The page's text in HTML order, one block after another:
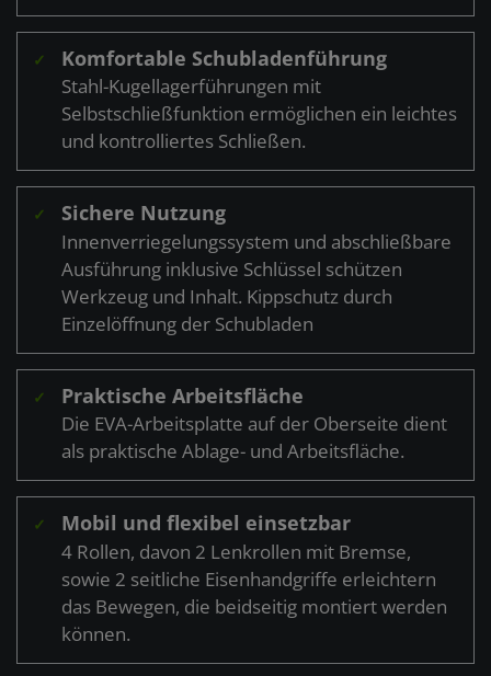
✓ Komfortable Schubladenführung
Stahl-Kugellagerführungen mit
Selbstschließfunktion ermöglichen ein leichtes
und kontrolliertes Schließen.
✓ Sichere Nutzung
Innenverriegelungssystem und abschließbare
Ausführung inklusive Schlüssel schützen
Werkzeug und Inhalt. Kippschutz durch
Einzelöffnung der Schubladen
✓ Praktische Arbeitsfläche
Die EVA-Arbeitsplatte auf der Oberseite dient
als praktische Ablage- und Arbeitsfläche.
✓ Mobil und flexibel einsetzbar
4 Rollen, davon 2 Lenkrollen mit Bremse,
sowie 2 seitliche Eisenhandgriffe erleichtern
das Bewegen, die beidseitig montiert werden
können.